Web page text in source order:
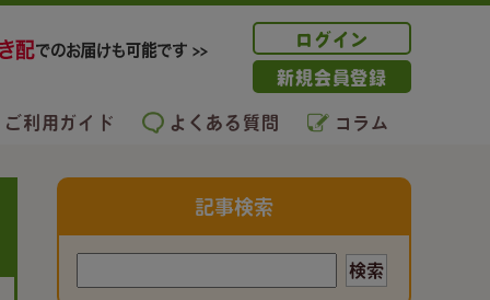
ログイン
新規会員登録
ご利用ガイド よくある質問 コラム
記事検索